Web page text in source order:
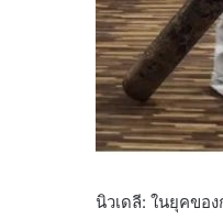
นิวเดลี: ในยุคขอ